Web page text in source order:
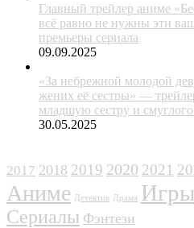
Главный трейлер аниме
всё равно не нужны эти
премьеры сериала
09.09.2025
«За небрежной молодой
жених её сестры» —
младшую сестру и
30.05.2025
2017 2018 2019 2020 2021
Аниме Детектив Драма Игры
Сериалы Фэнтези